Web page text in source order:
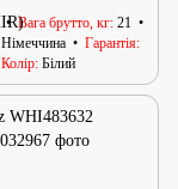
Вага брутто, кг 21
Німеччина
Гарантія
Колір Білий